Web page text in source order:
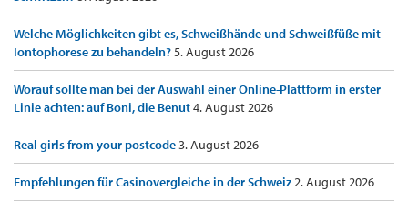
Welche Möglichkeiten gibt es, Schweißhände und Schweißfüße mit
Iontophorese zu behandeln?5. August 2026
Worauf sollte man bei der Auswahl einer Online-Plattform in erster
Linie achten: auf Boni, die Benut4. August 2026
Real girls from your postcode3. August 2026
Empfehlungen für Casinovergleiche in der Schweiz2. August 2026